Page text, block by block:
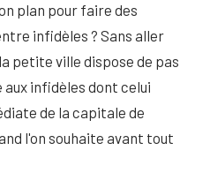
plan pour faire des
infidèles ? Sans aller
petite ville dispose de pas
infidèles dont celui
de la capitale de
l'on souhaite avant tout